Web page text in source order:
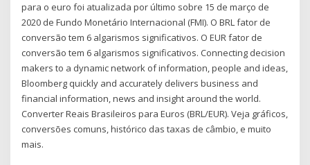
para o euro foi atualizada por último sobre 15 de março de
2020 de Fundo Monetário Internacional (FMI). O BRL fator de
conversão tem 6 algarismos significativos. O EUR fator de
conversão tem 6 algarismos significativos. Connecting decision
makers to a dynamic network of information, people and ideas,
Bloomberg quickly and accurately delivers business and
financial information, news and insight around the world.
Converter Reais Brasileiros para Euros (BRL/EUR). Veja gráficos,
conversões comuns, histórico das taxas de câmbio, e muito
mais.